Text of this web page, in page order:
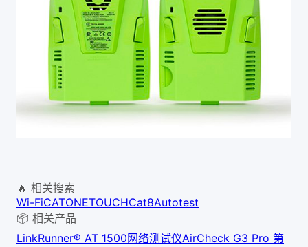
🔥 相关搜索
Wi-FiCATONETOUCHCat8Autotest
📦 相关产品
LinkRunner® AT 1500网络测试仪AirCheck G3 Pro 第